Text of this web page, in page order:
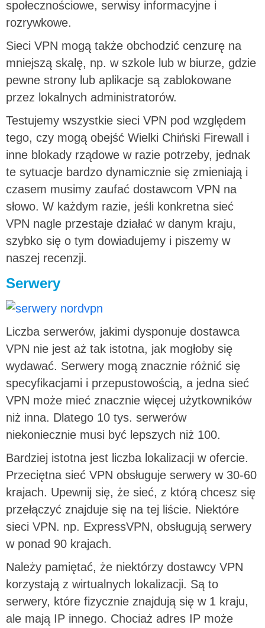
społecznościowe, serwisy informacyjne i
rozrywkowe.
Sieci VPN mogą także obchodzić cenzurę na
mniejszą skalę, np. w szkole lub w biurze, gdzie
pewne strony lub aplikacje są zablokowane
przez lokalnych administratorów.
Testujemy wszystkie sieci VPN pod względem
tego, czy mogą obejść Wielki Chiński Firewall i
inne blokady rządowe w razie potrzeby, jednak
te sytuacje bardzo dynamicznie się zmieniają i
czasem musimy zaufać dostawcom VPN na
słowo. W każdym razie, jeśli konkretna sieć
VPN nagle przestaje działać w danym kraju,
szybko się o tym dowiadujemy i piszemy w
naszej recenzji.
Serwery
Liczba serwerów, jakimi dysponuje dostawca
VPN nie jest aż tak istotna, jak mogłoby się
wydawać. Serwery mogą znacznie różnić się
specyfikacjami i przepustowością, a jedna sieć
VPN może mieć znacznie więcej użytkowników
niż inna. Dlatego 10 tys. serwerów
niekoniecznie musi być lepszych niż 100.
Bardziej istotna jest liczba lokalizacji w ofercie.
Przeciętna sieć VPN obsługuje serwery w 30-60
krajach. Upewnij się, że sieć, z którą chcesz się
przełączyć znajduje się na tej liście. Niektóre
sieci VPN. np. ExpressVPN, obsługują serwery
w ponad 90 krajach.
Należy pamiętać, że niektórzy dostawcy VPN
korzystają z wirtualnych lokalizacji. Są to
serwery, które fizycznie znajdują się w 1 kraju,
ale mają IP innego. Chociaż adres IP może